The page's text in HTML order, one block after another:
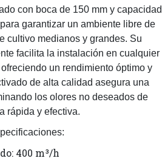
con boca de 150 mm y capacidad
garantizar un ambiente libre de
cultivo medianos y grandes. Su
facilita la instalación en cualquier
un rendimiento óptimo y
de alta calidad asegura una
los olores no deseados de
rápida y efectiva.
400 m³/h